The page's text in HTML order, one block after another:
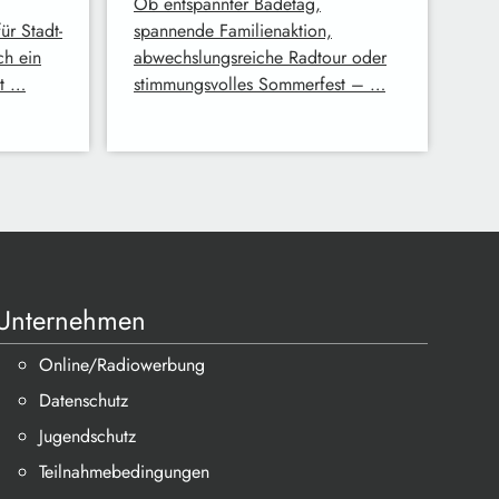
Stadt-
ein
…
spannende Familienaktion,
abwechslungsreiche Radtour oder
stimmungsvolles Sommerfest – …
Online/Radiowerbung
Datenschutz
Jugendschutz
Teilnahmebedingungen